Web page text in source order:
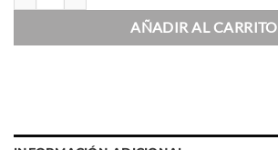
AÑADIR AL CARRITO